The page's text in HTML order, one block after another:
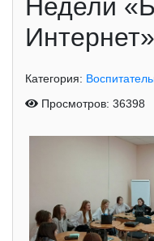
Недели
Интернет»
Категория:
Просмотров: 36398